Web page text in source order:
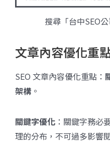
搜尋「台中SEO
文章內容優化重
SEO 文章內容優化重點：
架構 。
關鍵字優化 ：關鍵字務必
理的分布，不可過多影響